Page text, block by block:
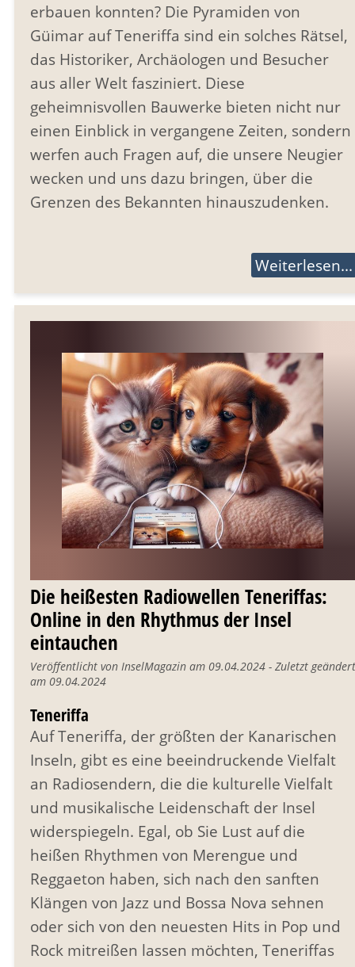
erbauen konnten? Die Pyramiden von
Güimar auf Teneriffa sind ein solches Rätsel,
das Historiker, Archäologen und Besucher
aus aller Welt fasziniert. Diese
geheimnisvollen Bauwerke bieten nicht nur
einen Einblick in vergangene Zeiten, sondern
werfen auch Fragen auf, die unsere Neugier
wecken und uns dazu bringen, über die
Grenzen des Bekannten hinauszudenken.
Weiterlesen...
Die heißesten Radiowellen Teneriffas:
Online in den Rhythmus der Insel
eintauchen
Veröffentlicht von InselMagazin am 09.04.2024 - Zuletzt geändert
am 09.04.2024
Teneriffa
Auf Teneriffa, der größten der Kanarischen
Inseln, gibt es eine beeindruckende Vielfalt
an Radiosendern, die die kulturelle Vielfalt
und musikalische Leidenschaft der Insel
widerspiegeln. Egal, ob Sie Lust auf die
heißen Rhythmen von Merengue und
Reggaeton haben, sich nach den sanften
Klängen von Jazz und Bossa Nova sehnen
oder sich von den neuesten Hits in Pop und
Rock mitreißen lassen möchten, Teneriffas